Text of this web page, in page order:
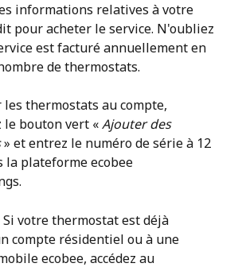
informations relatives à votre
pour acheter le service. N'oubliez
est facturé annuellement en
de thermostats.
thermostats au compte,
le bouton vert « Ajouter des
» et entrez le numéro de série à 12
la plateforme ecobee
Si votre thermostat est déjà
compte résidentiel ou à une
ecobee, accédez au